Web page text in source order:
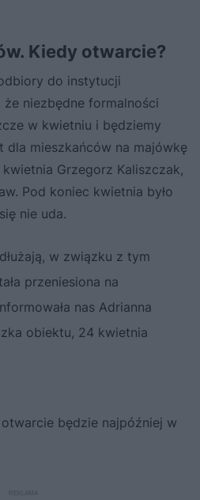
Kiedy otwarcie?
do instytucji
niezbędne formalności
w kwietniu i będziemy
dla mieszkańców na majówkę
kwietnia Grzegorz Kaliszczak,
Pod koniec kwietnia było
nie uda.
w związku z tym
przeniesiona na
nas Adrianna
obiektu, 24 kwietnia
będzie najpóźniej w